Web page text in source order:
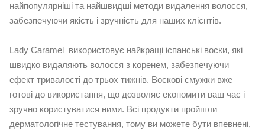
найпопулярніші та найшвидші методи видалення волосся,
забезпечуючи якість і зручність для наших клієнтів.
Lady Caramel використовує найкращі іспанські воски, які
швидко видаляють волосся з коренем, забезпечуючи
ефект тривалості до трьох тижнів. Воскові смужки вже
готові до використання, що дозволяє економити ваш час і
зручно користуватися ними. Всі продукти пройшли
дерматологічне тестування, тому ви можете бути впевнені,